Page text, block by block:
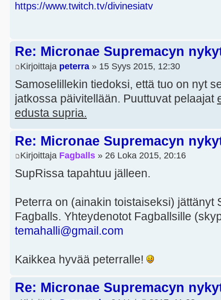
https://www.twitch.tv/divinesiatv
Re: Micronae Supremacyn
Kirjoittaja peterra » 15 Syys 2015, 12:30
Samoselillekin tiedoksi, että tuo on nyt
jatkossa päivitellään. Puuttuvat pelaajat
edusta supria.
Re: Micronae Supremacyn
Kirjoittaja Fagballs » 26 Loka 2015, 20:16
SupRissa tapahtuu jälleen.
Peterra on (ainakin toistaiseksi) jättänyt
Fagballs. Yhteydenotot Fagballsille
temahalli@gmail.com
Kaikkea hyvää peterralle!
Re: Micronae Supremacyn